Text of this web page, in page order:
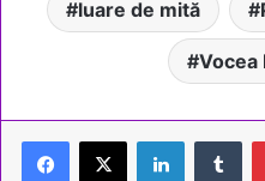
luare de mită
Vocea
LinkedIn